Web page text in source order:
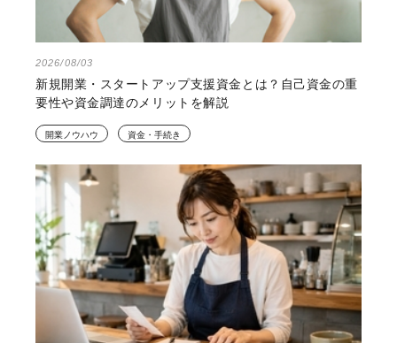
2026/08/03
新規開業・スタートアップ支援資金とは？自己資金の重
要性や資金調達のメリットを解説
開業ノウハウ 資金・手続き